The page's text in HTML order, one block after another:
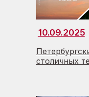
10.09.2025
столичных